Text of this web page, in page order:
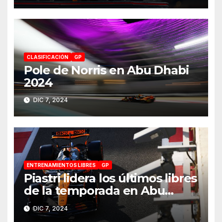
CLASIFICACIÓN GP
Pole de Norris en Abu Dhabi
2024
DIC 7, 2024
ENTRENAMIENTOS LIBRES GP
Piastri lidera los últimos libres
de la temporada en Abu
Dhabi 2024
DIC 7, 2024